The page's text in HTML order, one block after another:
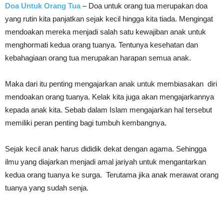
Doa Untuk Orang Tua– Doa untuk orang tua merupakan doa
yang rutin kita panjatkan sejak kecil hingga kita tiada. Mengingat
mendoakan mereka menjadi salah satu kewajiban anak untuk
menghormati kedua orang tuanya. Tentunya kesehatan dan
kebahagiaan orang tua merupakan harapan semua anak.
Maka dari itu penting mengajarkan anak untuk membiasakan diri
mendoakan orang tuanya. Kelak kita juga akan mengajarkannya
kepada anak kita. Sebab dalam Islam mengajarkan hal tersebut
memiliki peran penting bagi tumbuh kembangnya.
Sejak kecil anak harus dididik dekat dengan agama. Sehingga
ilmu yang diajarkan menjadi amal jariyah untuk mengantarkan
kedua orang tuanya ke surga. Terutama jika anak merawat orang
tuanya yang sudah senja.